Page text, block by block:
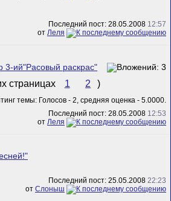
Последний пост: 28.05.2008 12:57
от Леля
3-ий"Расовый раскрас"
1 2 )
Последний пост: 28.05.2008 12:53
от Леля
Последний пост: 25.05.2008 22:23
от Слоныш